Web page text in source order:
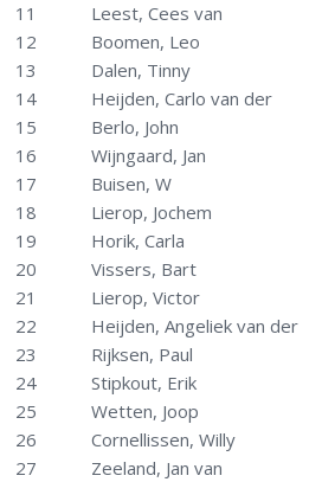
11
Leest, Cees van
12
Boomen, Leo
13
Dalen, Tinny
14
Heijden, Carlo van der
15
Berlo, John
16
Wijngaard, Jan
17
Buisen, W
18
Lierop, Jochem
19
Horik, Carla
20
Vissers, Bart
21
Lierop, Victor
22
Heijden, Angeliek van der
23
Rijksen, Paul
24
Stipkout, Erik
25
Wetten, Joop
26
Cornellissen, Willy
27
Zeeland, Jan van